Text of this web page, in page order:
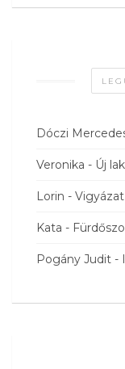
Dóczi
Veronika - Új
Lorin -
Kata -
Pogány Judit -